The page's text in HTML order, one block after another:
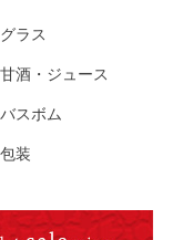
ラス
酒・ジュース
スボム
装